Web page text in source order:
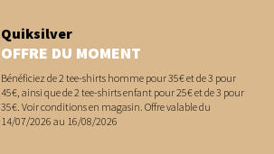
Quiksilver
OFFRE DU MOMENT
Bénéficiez de 2 tee-shirts homme pour 35€ et de 3 pour
45€, ainsi que de 2 tee-shirts enfant pour 25€ et de 3 pour
35€. Voir conditions en magasin. Offre valable du
14/07/2026 au 16/08/2026